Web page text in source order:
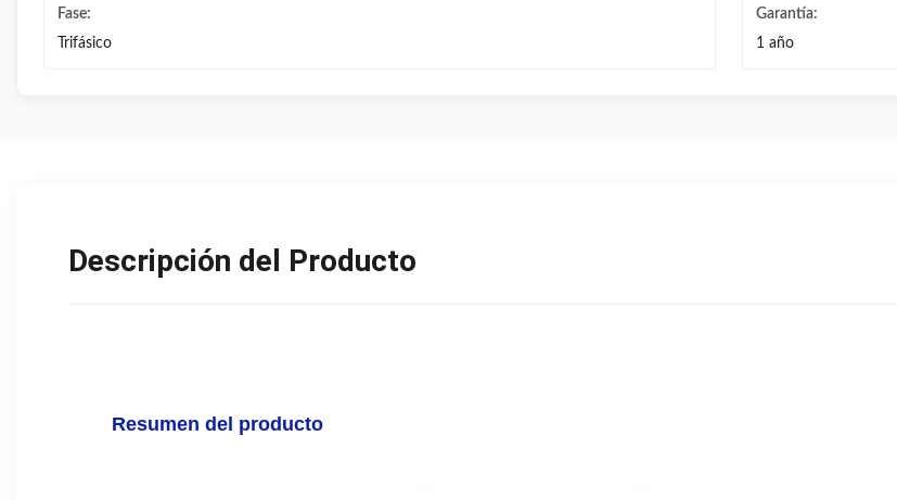
Fase:
Trifásico
Garantía:
1 año
Descripción del Producto
Resumen del producto